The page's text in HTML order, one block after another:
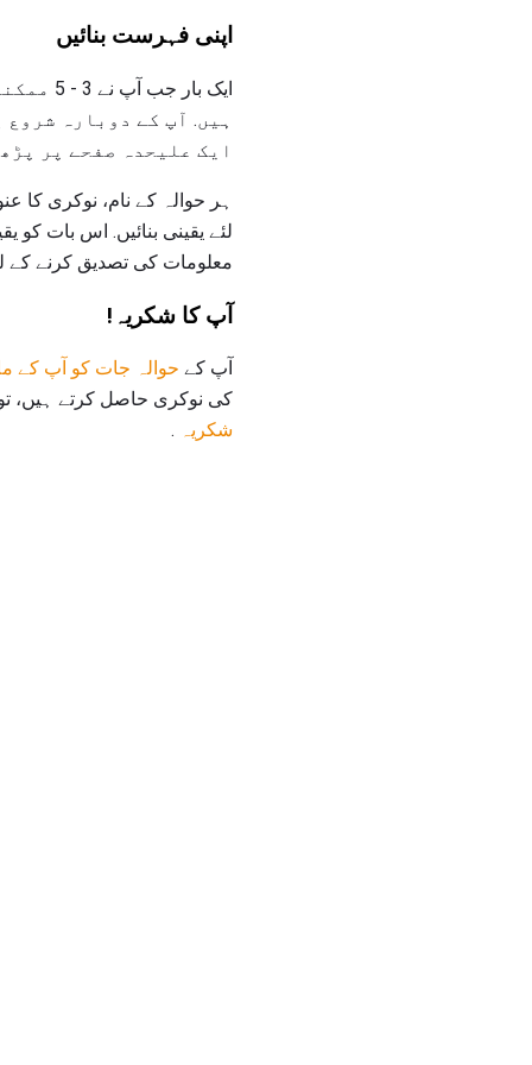
اپنی فہرست بنائیں
ایک بار جب آپ نے 3 - 5 ممکنہ حوالہ جات سے ایک مثبت جواب سنا ہے، تو آپ اپنی
ہیں. آپ کے دوبارہ
ایک علیحدہ صفحے پر
ہر حوالہ کے نام، نوکری کا
لئے یقینی بنائیں. اس بات
معلومات کی تصدیق کرنے کے
آپ کا شکریہ!
آپ کے حوالہ جات کو آپ کے
کی نوکری حاصل کرتے ہیں،
شکریہ .